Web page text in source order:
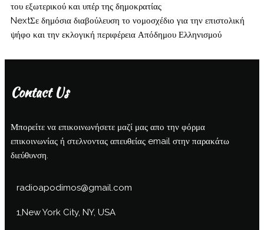
του εξωτερικού και υπέρ της δημοκρατίας
NextΣε δημόσια διαβούλευση το νομοσχέδιο για την επιστολική
ψήφο και την εκλογική περιφέρεια Απόδημου Ελληνισμού
Contact Us
Μπορείτε να επικοινωνήσετε μαζί μας απο την φόρμα
επικοινωνίας ή στελνοντας απευθείας email στην παρακάτω
διεύθυνση.
radioapodimos@gmail.com
1,New York City, NY, USA